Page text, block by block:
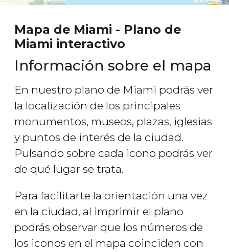
Mapa de Miami - Plano de
Miami interactivo
Información sobre el mapa
En nuestro plano de Miami podrás ver
la localización de los principales
monumentos, museos, plazas, iglesias
y puntos de interés de la ciudad.
Pulsando sobre cada icono podrás ver
de qué lugar se trata.
Para facilitarte la orientación una vez
en la ciudad, al imprimir el plano
podrás observar que los números de
los iconos en el mapa coinciden con